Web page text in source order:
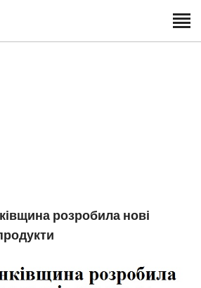
розробила нові